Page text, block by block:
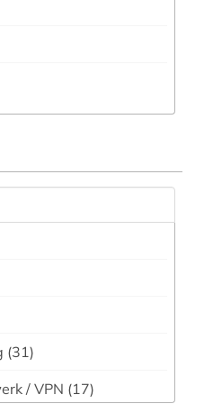
amerikanische literatur (3)
Link mit Registrierung (31)
Organisations-Netzwerk / VPN (17)